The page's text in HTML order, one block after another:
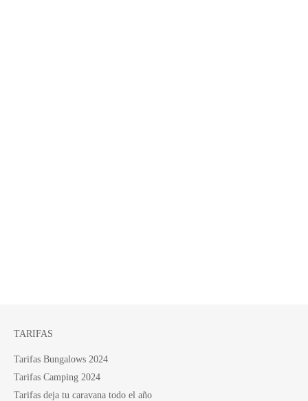
TARIFAS
Tarifas Bungalows 2024
Tarifas Camping 2024
Tarifas deja tu caravana todo el año